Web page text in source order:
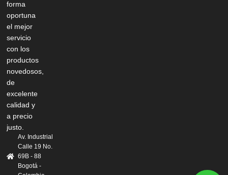
forma
oportuna
el mejor
servicio
con los
productos
novedosos,
de
excelente
calidad y
a precio
justo.
Av. Industrial
Calle 19 No.
69B - 88
Bogotá -